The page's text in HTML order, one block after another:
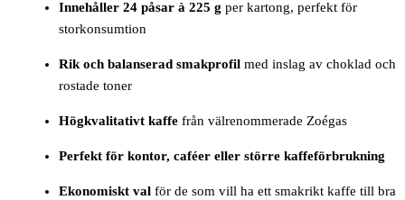
Innehåller 24 påsar à 225 g per kartong, perfekt för
storkonsumtion
Rik och balanserad smakprofil med inslag av choklad och
rostade toner
Högkvalitativt kaffe från välrenommerade Zoégas
Perfekt för kontor, caféer eller större kaffeförbrukning
Ekonomiskt val för de som vill ha ett smakrikt kaffe till bra